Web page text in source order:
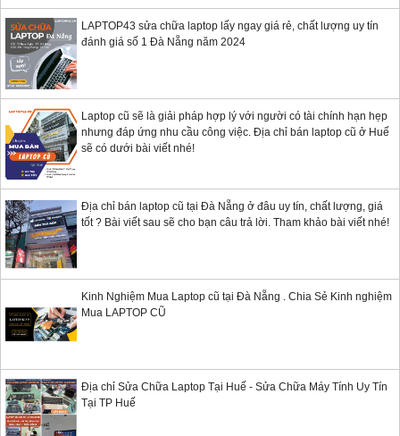
LAPTOP43 sửa chữa laptop lấy ngay giá rẻ, chất lượng uy tín
đánh giá số 1 Đà Nẵng năm 2024
Laptop cũ sẽ là giải pháp hợp lý với người có tài chính hạn hẹp
nhưng đáp ứng nhu cầu công việc. Địa chỉ bán laptop cũ ở Huế
sẽ có dưới bài viết nhé!
Địa chỉ bán laptop cũ tại Đà Nẵng ở đâu uy tín, chất lượng, giá
tốt ? Bài viết sau sẽ cho bạn câu trả lời. Tham khảo bài viết nhé!
Kinh Nghiệm Mua Laptop cũ tại Đà Nẵng . Chia Sẻ Kinh nghiệm
Mua LAPTOP CŨ
Địa chỉ Sửa Chữa Laptop Tại Huế - Sửa Chữa Máy Tính Uy Tín
Tại TP Huế